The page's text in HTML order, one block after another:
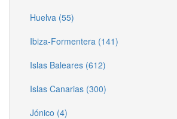
Huelva (55)
Ibiza-Formentera (141)
Islas Baleares (612)
Islas Canarias (300)
Jónico (4)